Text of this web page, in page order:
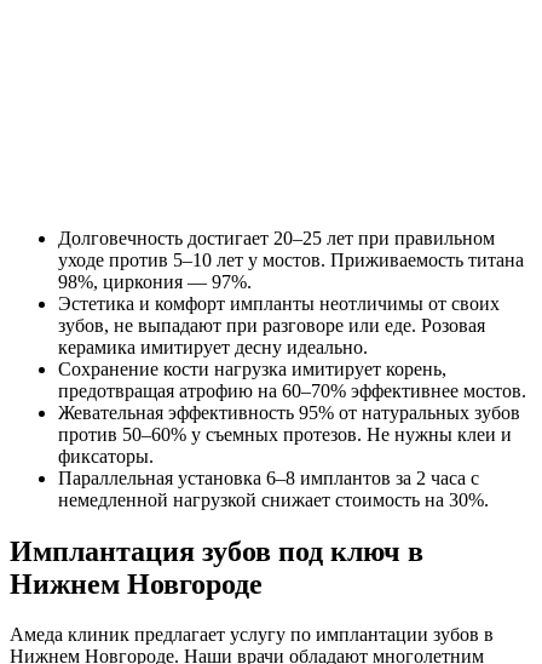
Долговечность достигает 20–25 лет при правильном
уходе против 5–10 лет у мостов. Приживаемость титана
98%, циркония — 97%.
Эстетика и комфорт импланты неотличимы от своих
зубов, не выпадают при разговоре или еде. Розовая
керамика имитирует десну идеально.
Сохранение кости нагрузка имитирует корень,
предотвращая атрофию на 60–70% эффективнее мостов.
Жевательная эффективность 95% от натуральных зубов
против 50–60% у съемных протезов. Не нужны клеи и
фиксаторы.
Параллельная установка 6–8 имплантов за 2 часа с
немедленной нагрузкой снижает стоимость на 30%.
Имплантация зубов под ключ в
Нижнем Новгороде
Амеда клиник предлагает услугу по имплантации зубов в
Нижнем Новгороде. Наши врачи обладают многолетним